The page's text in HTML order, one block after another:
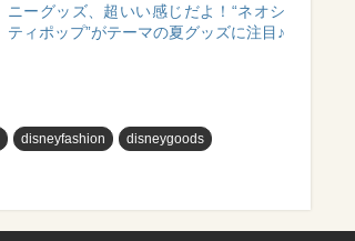
ニーグッズ、超いい感じだよ！“ネオシ
ティポップ”がテーマの夏グッズに注目♪
disneyfashion disneygoods